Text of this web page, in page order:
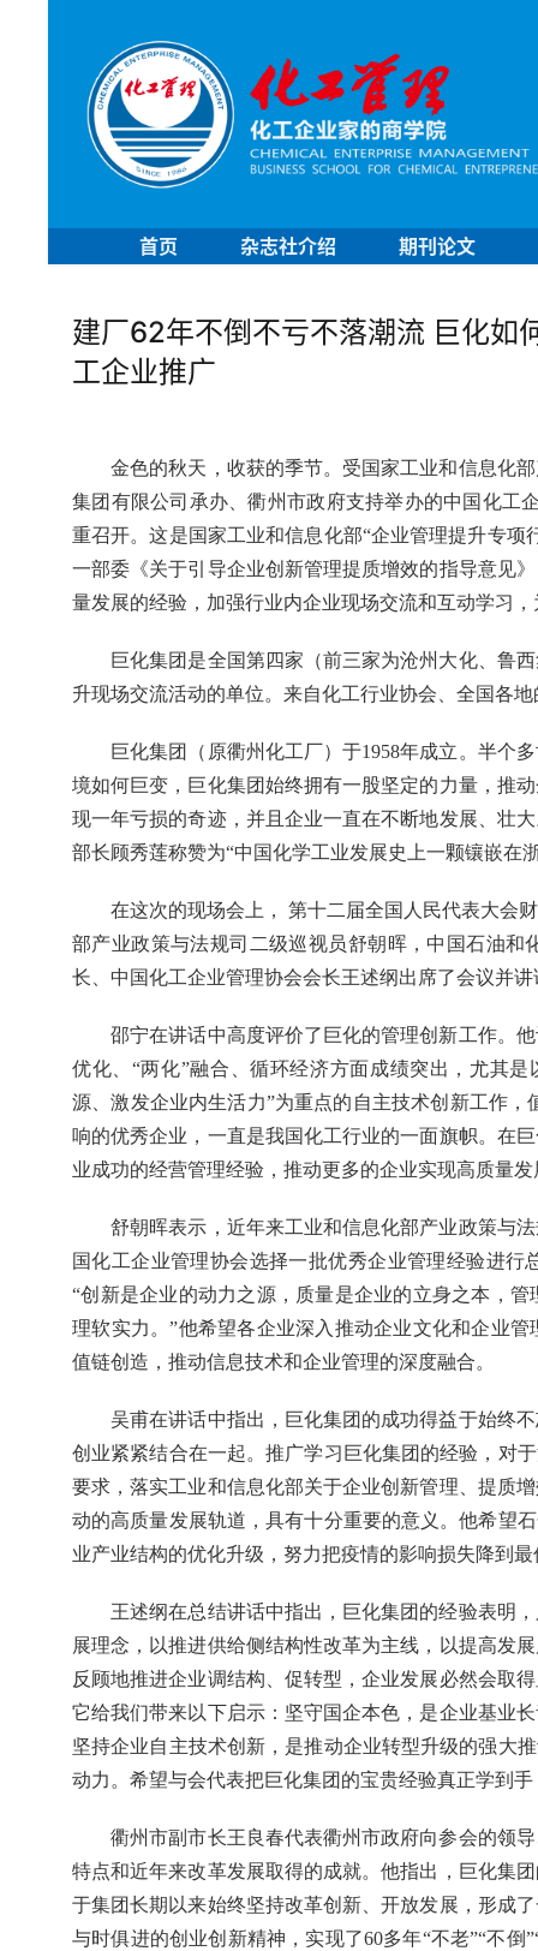
首页 杂志社介绍 期刊论文
建厂62年不倒不亏不落潮流 巨化
工企业推广
金色的秋天，收获的季节。受国家工业和信息化
集团有限公司承办、衢州市政府支持举办的中国化工
重召开。这是国家工业和信息化部“企业管理提升专
一部委《关于引导企业创新管理提质增效的指导意见
量发展的经验，加强行业内企业现场交流和互动学习
巨化集团是全国第四家（前三家为沧州大化、鲁
升现场交流活动的单位。来自化工行业协会、全国各
巨化集团（原衢州化工厂）于1958年成立。半个
境如何巨变，巨化集团始终拥有一股坚定的力量，推
现一年亏损的奇迹，并且企业一直在不断地发展、壮
部长顾秀莲称赞为“中国化学工业发展史上一颗镶嵌在
在这次的现场会上， 第十二届全国人民代表大会
部产业政策与法规司二级巡视员舒朝晖，中国石油
长、中国化工企业管理协会会长王述纲出席了会议并讲
邵宁在讲话中高度评价了巨化的管理创新工作。
优化、“两化”融合、循环经济方面成绩突出，尤其
源、激发企业内生活力”为重点的自主技术创新工作
响的优秀企业，一直是我国化工行业的一面旗帜。在
业成功的经营管理经验，推动更多的企业实现高质量发
舒朝晖表示，近年来工业和信息化部产业政策与
国化工企业管理协会选择一批优秀企业管理经验进
“创新是企业的动力之源，质量是企业的立身之本，
理软实力。”他希望各企业深入推动企业文化和企业
值链创造，推动信息技术和企业管理的深度融合。
吴甫在讲话中指出，巨化集团的成功得益于始终
创业紧紧结合在一起。推广学习巨化集团的经验，对
要求，落实工业和信息化部关于企业创新管理、提质
动的高质量发展轨道，具有十分重要的意义。他希望
业产业结构的优化升级，努力把疫情的影响损失降到
王述纲在总结讲话中指出，巨化集团的经验表明
展理念，以推进供给侧结构性改革为主线，以提高发
反顾地推进企业调结构、促转型，企业发展必然会取
它给我们带来以下启示：坚守国企本色，是企业基业
坚持企业自主技术创新，是推动企业转型升级的强大
动力。希望与会代表把巨化集团的宝贵经验真正学到
衢州市副市长王良春代表衢州市政府向参会的领
特点和近年来改革发展取得的成就。他指出，巨化集
于集团长期以来始终坚持改革创新、开放发展，形成
与时俱进的创业创新精神，实现了60多年“不老”“不